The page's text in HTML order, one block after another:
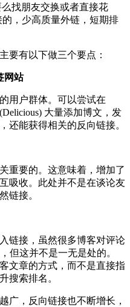
找朋友交换或者直接花
，少高质量外链，短期排
要有以下做三个要点：
网站
用户群体。可以尝试在
大量添加博文，发
还能获得相关的反向链接。
重要的。这意味着，增加了
吸收。此处并不是在谈论友
链接。
链接，虽然很多博客对评论
但这并不是一无是处的。
文章的方式，而不是直接指
搜索排名。
广，反向链接也不断增长，